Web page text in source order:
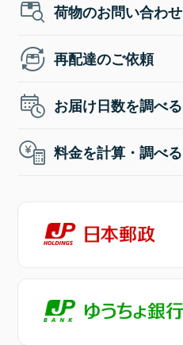
荷物のお問い合わせ
再配達のご依頼
お届け日数を調べる
料金を計算・調べる